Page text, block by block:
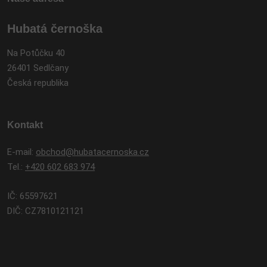
Hubatá černoška
Na Potůčku 40
26401 Sedlčany
Česká republika
Kontakt
E-mail: obchod@hubatacernoska.cz
Tel.: +420 602 683 974
IČ: 65597621
DIČ: CZ7810121121